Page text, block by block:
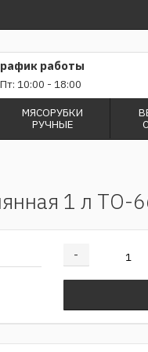
работы
10:00 - 18:00
МЯСОРУБКИ
РУЧНЫЕ
1 л ТО-
-